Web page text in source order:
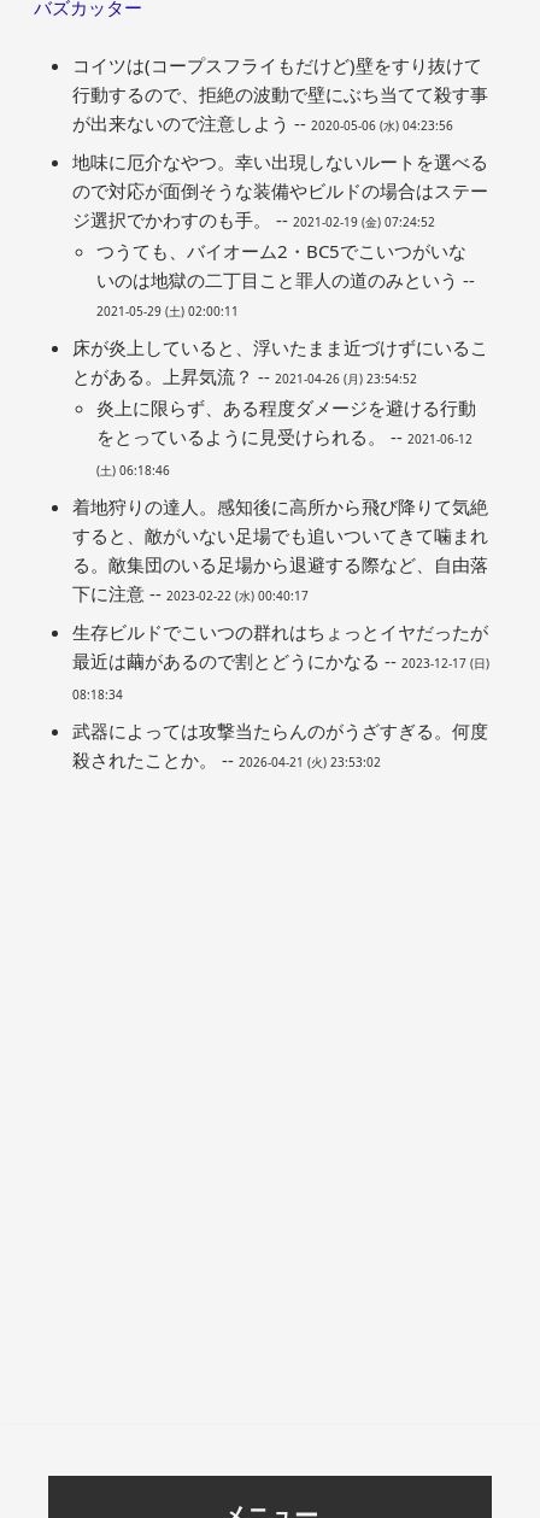
バズカッター
コイツは(コープスフライもだけど)壁をすり抜けて
行動するので、拒絶の波動で壁にぶち当てて殺す事
が出来ないので注意しよう -- 2020-05-06 (水) 04:23:56
地味に厄介なやつ。幸い出現しないルートを選べる
ので対応が面倒そうな装備やビルドの場合はステー
ジ選択でかわすのも手。 -- 2021-02-19 (金) 07:24:52
つうても、バイオーム2・BC5でこいつがいな
いのは地獄の二丁目こと罪人の道のみという --
2021-05-29 (土) 02:00:11
床が炎上していると、浮いたまま近づけずにいるこ
とがある。上昇気流？ -- 2021-04-26 (月) 23:54:52
炎上に限らず、ある程度ダメージを避ける行動
をとっているように見受けられる。 -- 2021-06-12
(土) 06:18:46
着地狩りの達人。感知後に高所から飛び降りて気絶
すると、敵がいない足場でも追いついてきて噛まれ
る。敵集団のいる足場から退避する際など、自由落
下に注意 -- 2023-02-22 (水) 00:40:17
生存ビルドでこいつの群れはちょっとイヤだったが
最近は繭があるので割とどうにかなる -- 2023-12-17 (日)
08:18:34
武器によっては攻撃当たらんのがうざすぎる。何度
殺されたことか。 -- 2026-04-21 (火) 23:53:02